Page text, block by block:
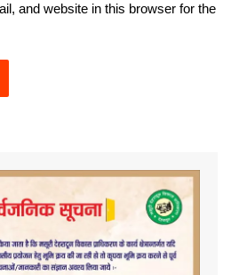
and website in this browser for the